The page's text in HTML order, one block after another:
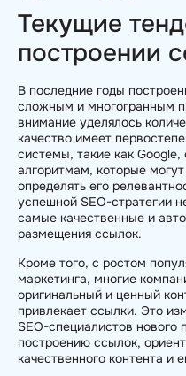
Текущие
построении
В последние годы
сложным и многогранным
внимание уделялось
качество имеет
системы, такие как
алгоритмам, которые
определять его
успешной SEO-стратегии
самые качественные и
размещения ссылок.
Кроме того, с ростом
маркетинга, многие
оригинальный и ценный
привлекает ссылки. Это
SEO-специалистов нового
построению ссылок,
качественного контента и